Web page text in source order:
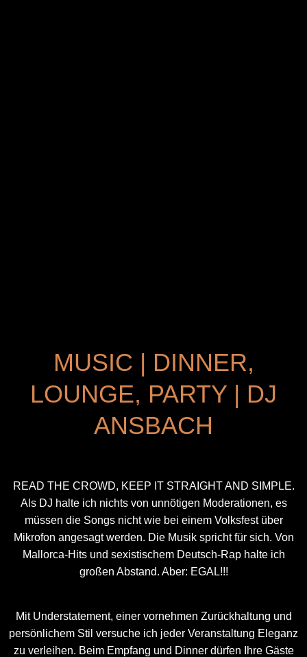
MUSIC | DINNER,
LOUNGE, PARTY | DJ
ANSBACH
READ THE CROWD, KEEP IT STRAIGHT AND SIMPLE.
Als DJ halte ich nichts von unnötigen Moderationen, es
müssen die Songs nicht wie bei einem Volksfest über
Mikrofon angesagt werden. Die Musik spricht für sich. Von
Mallorca-Hits und sexistischem Deutsch-Rap halte ich
großen Abstand. Aber: EGAL!!!
Mit Understatement, einer vornehmen Zurückhaltung und
persönlichem Stil versuche ich jeder Veranstaltung Eleganz
zu verleihen. Beim Empfang und Dinner dürfen Ihre Gäste